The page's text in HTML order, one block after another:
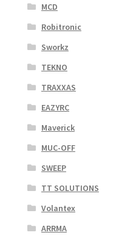
MCD
Robitronic
Sworkz
TEKNO
TRAXXAS
EAZYRC
Maverick
MUC-OFF
SWEEP
TT SOLUTIONS
Volantex
ARRMA